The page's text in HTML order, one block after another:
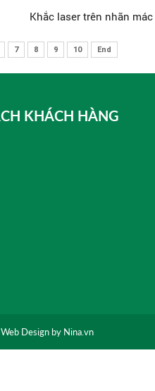
Khắc laser trên nhãn mác
7 8 9 10 End
KHÁCH HÀNG
Design by Nina.vn